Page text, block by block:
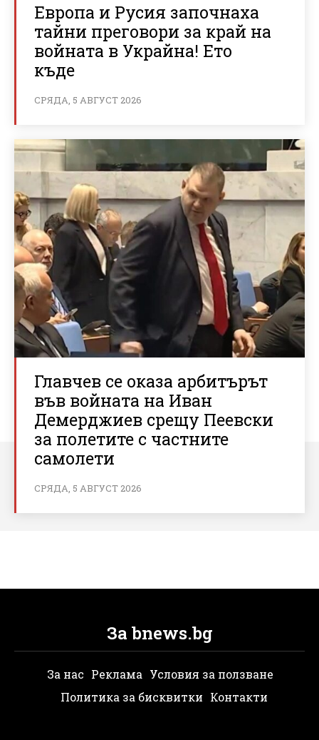
Европа и Русия започнаха
тайни преговори за край на
войната в Украйна! Ето
къде
СРЯДА, 5 АВГУСТ 2026
Главчев се оказа арбитърът
във войната на Иван
Демерджиев срещу Пеевски
за полетите с частните
самолети
СРЯДА, 5 АВГУСТ 2026
За bnews.bg
За нас Реклама Условия за ползване
Политика за бисквитки Контакти